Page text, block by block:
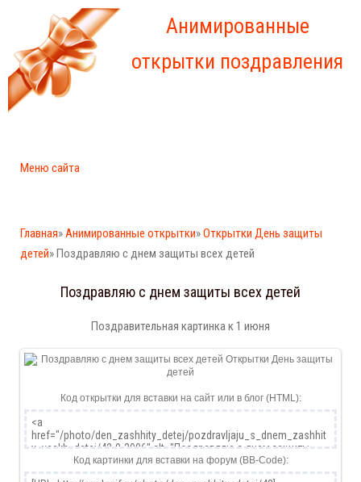
Анимированные
открытки поздравления
Меню сайта
Главная»Анимированные открытки»Открытки День защиты
детей» Поздравляю с днем защиты всех детей
Поздравляю с днем защиты всех детей
Поздравительная картинка к 1 июня
Код открытки для вставки на сайт или в блог (HTML):
Код картинки для вставки на форум (BB-Code):